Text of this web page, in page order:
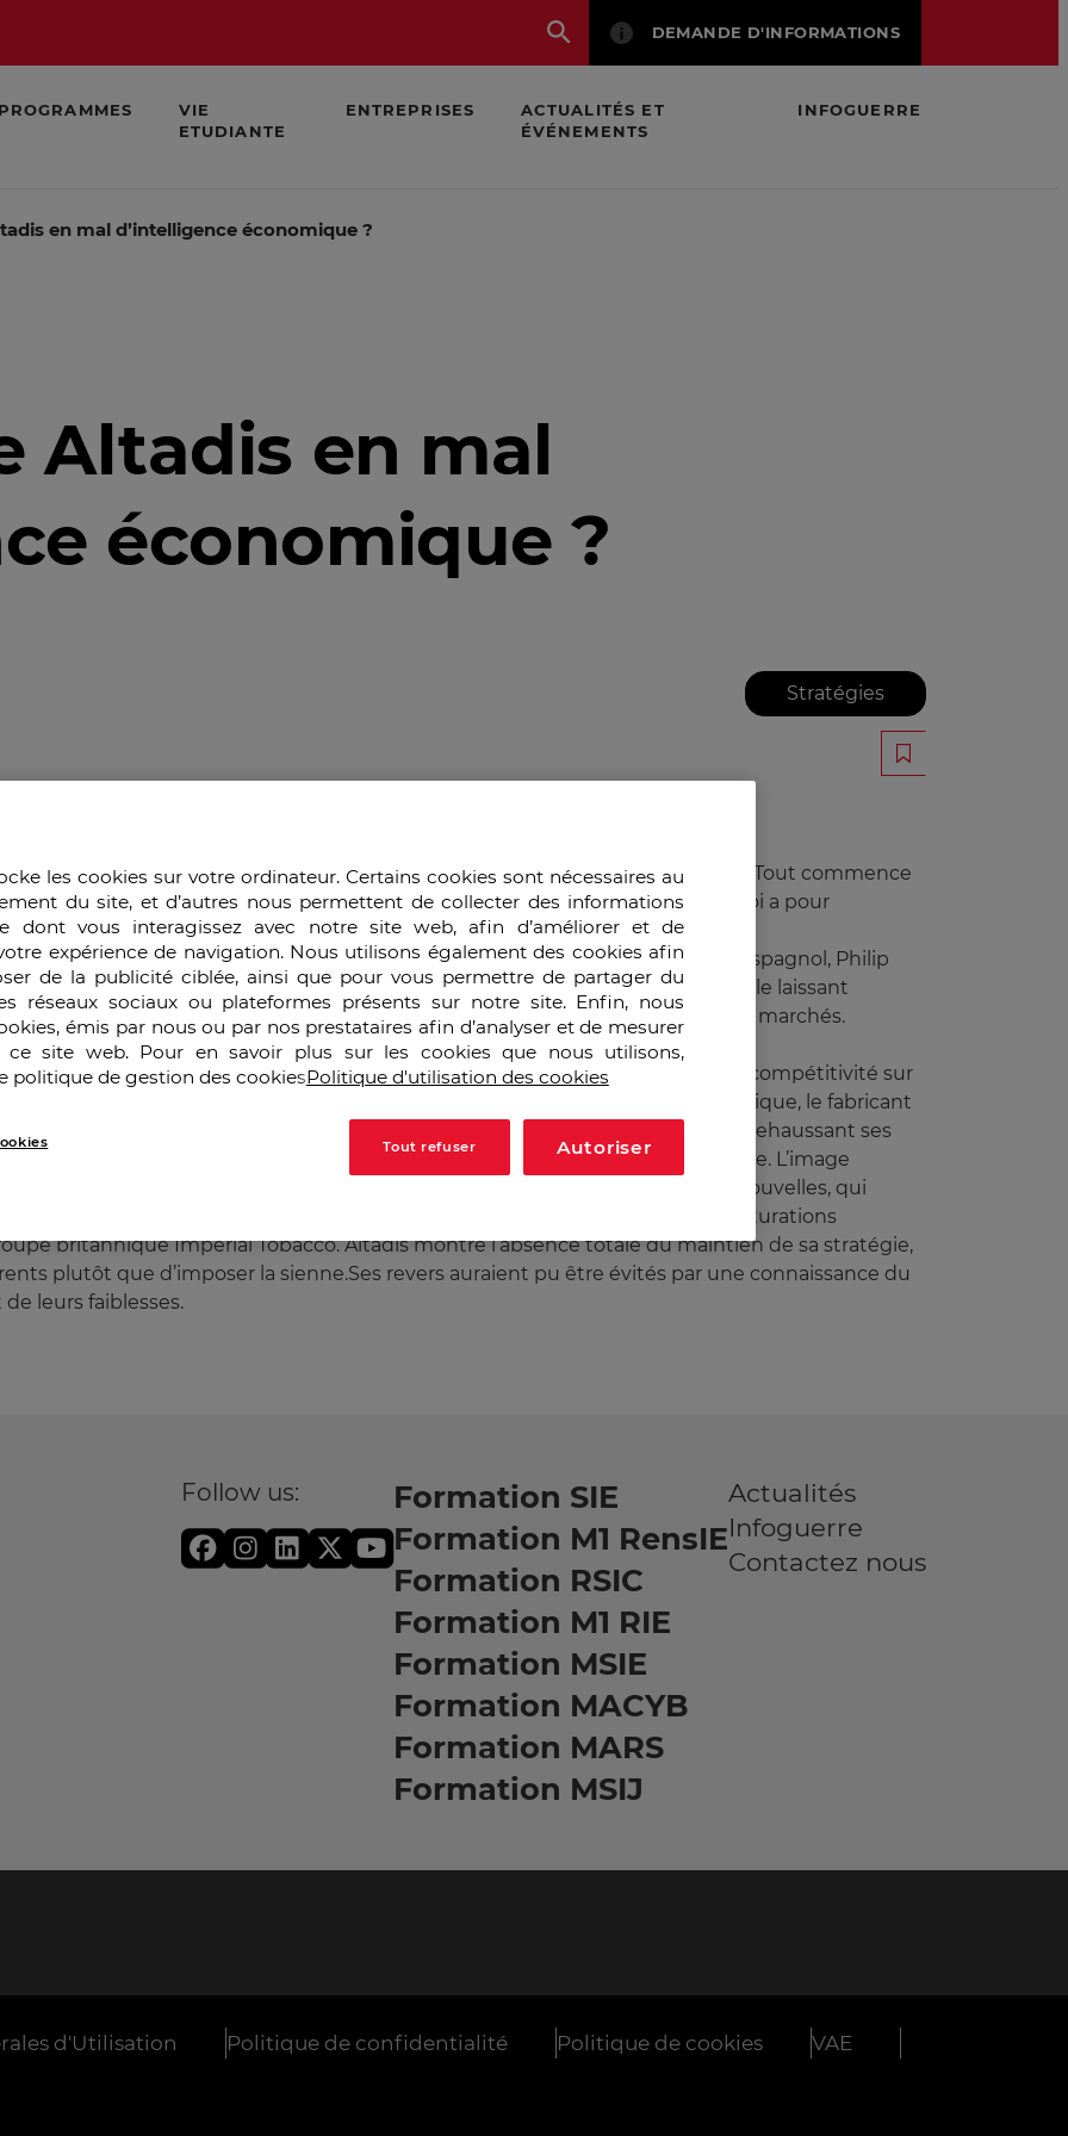
DEMANDE D'INFORMATIONS
PROGRAMMES
VIE
ETUDIANTE
ENTREPRISES
ACTUALITÉS ET
ÉVÉNEMENTS
INFOGUERRE
en mal d’intelligence économique ?
Altadis en mal
économique ?
Stratégies
Altadis, fusion de la Seita et de Tabacalera en 1999, fut des plus mouvementé. Tout commence
loi anti-tabac, qui prévoit une hausse des taxes proportionnelles. Cette loi a pour
des prix.
de ses produits. Première erreur, son concurrent principal sur le marché espagnol, Philip
part de diminuer ses marges soit en baissant le prix de ses marques soit en le laissant
sur les consommateurs, cette action lui permet d’accroître ses parts de marchés.
Altadis décide de baisser le tarif de ses produits afin de préserver sa compétitivité sur
Deuxième erreur, lesnanalystes financiers constatent qu’avec cette politique, le fabricant
ses résultats sur la période. Altadis commet alors, une troisième erreur, en rehaussant ses
et troublant les,marchés financiers sur sa stratégie à court et moyen terme. L’image
car le groupe se,débat depuis plusieurs mois dans un flot de mauvaises nouvelles, qui
: interdiction de fumerndans les lieux publics, relèvements de taxes, restructurations
britannique Imperial Tobacco. Altadis montre l’absence totale du maintien de sa stratégie,
plutôt que d’imposer la sienne.Ses revers auraient pu être évités par une connaissance du
leurs faiblesses.
Follow us:
Formation SIE
Formation M1 RensIE
Formation RSIC
Formation M1 RIE
Formation MSIE
Formation MACYB
Formation MARS
Formation MSIJ
Actualités
Infoguerre
Contactez nous
d'Utilisation Politique de confidentialité Politique de cookies
VAE
les cookies sur votre ordinateur. Certains cookies sont nécessaires au
du site, et d’autres nous permettent de collecter des informations
dont vous interagissez avec notre site web, afin d’améliorer et de
expérience de navigation. Nous utilisons également des cookies afin
de la publicité ciblée, ainsi que pour vous permettre de partager du
réseaux sociaux ou plateformes présents sur notre site. Enfin, nous
émis par nous ou par nos prestataires afin d’analyser et de mesurer
ce site web. Pour en savoir plus sur les cookies que nous utilisons,
politique de gestion des cookiesPolitique d'utilisation des cookies
Tout refuser Autoriser